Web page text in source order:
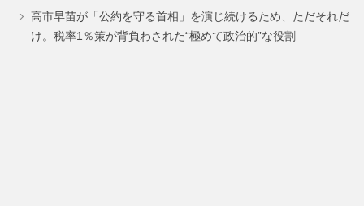
ジ
ジ
高市早苗が「公約を守る首相」を演じ続けるため、ただそれだ
け。税率1％策が背負わされた“極めて政治的”な役割